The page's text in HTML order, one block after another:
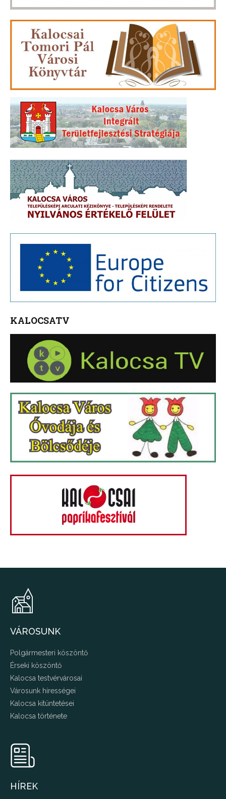
KALOCSATV
VÁROSUNK
Polgármesteri köszöntő
Érseki köszöntő
Kalocsa testvérvárosai
Városunk hírességei
Kalocsa kitüntetései
Kalocsa története
HÍREK